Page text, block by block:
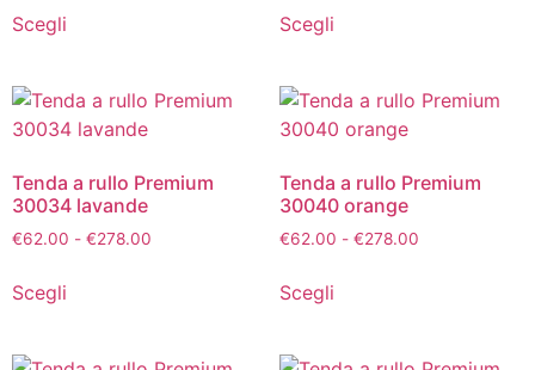
Scegli Scegli
Tenda a rullo Premium
30034 lavande
€62.00 - €278.00
Scegli
Tenda a rullo Premium
30040 orange
€62.00 - €278.00
Scegli